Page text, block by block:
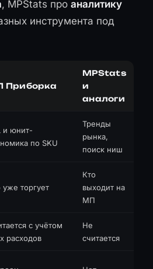
, MPStats про аналитику
инструмента под
Приборка
MPStats
и
аналоги
и юнит-
по SKU
Тренды
рынка,
поиск ниш
уже торгует
Кто
выходит на
МП
с учётом
расходов
Не
считается